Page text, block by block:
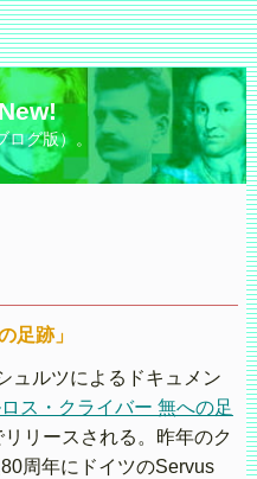
グ版）。
足跡」
ュルツによるドキュメン
ス・クライバー 無への足
リースされる。昨年のク
周年にドイツのServus